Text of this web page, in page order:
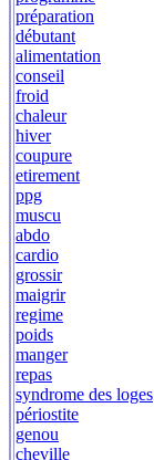
préparation
débutant
alimentation
conseil
froid
chaleur
hiver
coupure
etirement
ppg
muscu
abdo
cardio
grossir
maigrir
regime
poids
manger
repas
syndrome des loges
périostite
genou
cheville